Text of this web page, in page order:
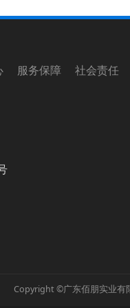
服务保障 社会责任
Copyright ©广东佰朋实业有